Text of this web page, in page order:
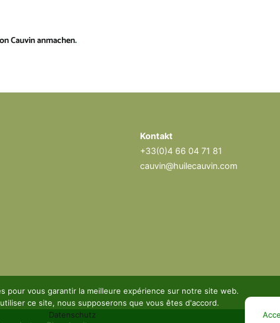
Cauvin anmachen.
Kontakt
+33(0)4 66 04 71 81
cauvin@huilecauvin.com
pour vous garantir la meilleure expérience sur notre site web.
ce site, nous supposerons que vous êtes d'accord.
Datenschutz